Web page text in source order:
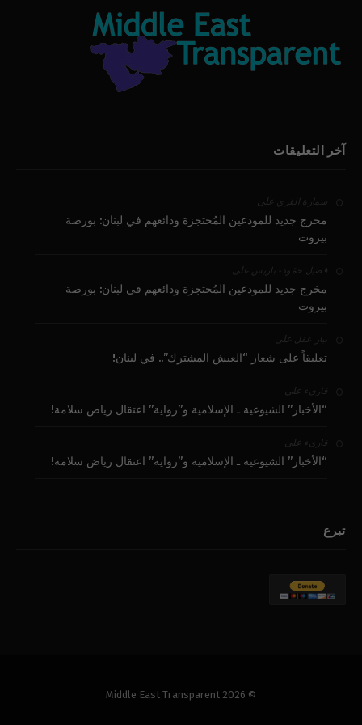
آخر التعليقات
سمارة القزي على
مخرج جديد للمودعين المُحتجزة ودائعهم في لبنان: بورصة
بيروت
فضيل حمّود - باريس على
مخرج جديد للمودعين المُحتجزة ودائعهم في لبنان: بورصة
بيروت
بيار عقل على
تعليقاً على شعار “العيش المشترك”.. في لبنان!
قارىء على
“الأخبار” الشيوعية ـ الإسلامية و”رواية” اعتقال رياض سلامة!
قارىء على
“الأخبار” الشيوعية ـ الإسلامية و”رواية” اعتقال رياض سلامة!
تبرع
© 2026 Middle East Transparent